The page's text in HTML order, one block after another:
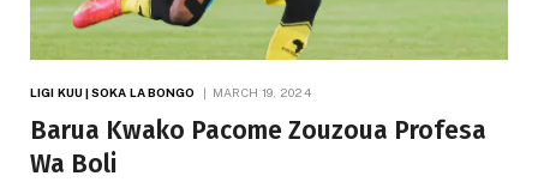
LIGI KUU | SOKA LA BONGO MARCH 19, 2024
Barua Kwako Pacome Zouzoua Profesa
Wa Boli